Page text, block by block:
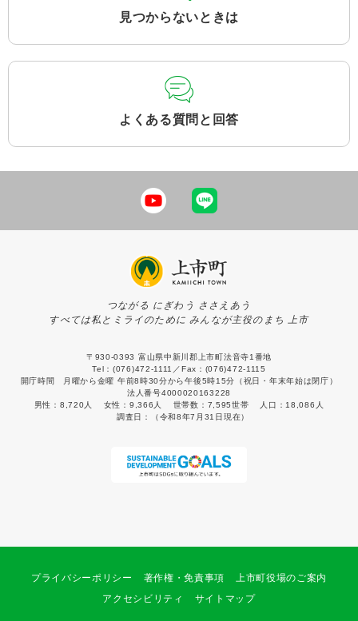
見つからないときは
よくある質問と回答
つながる にぎわう ささえあう
すべては私とミライのために みんなが主役のまち 上市
〒930-0393 富山県中新川郡上市町法音寺1番地
Tel：(076)472-1111／Fax：(076)472-1115
開庁時間 月曜から金曜 午前8時30分から午後5時15分（祝日・年末年始は閉庁）
法人番号4000020163228
男性： 8,720人 女性： 9,366人 世帯数： 7,595世帯 人口：18,086人
調査日：
（令和8年7月31日現在）
プライバシーポリシー 著作権・免責事項
上市町役場のご案内
アクセシビリティ
サイトマップ